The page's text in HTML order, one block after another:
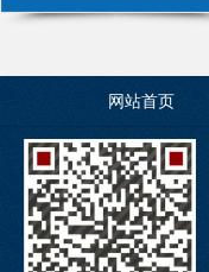
网站首页